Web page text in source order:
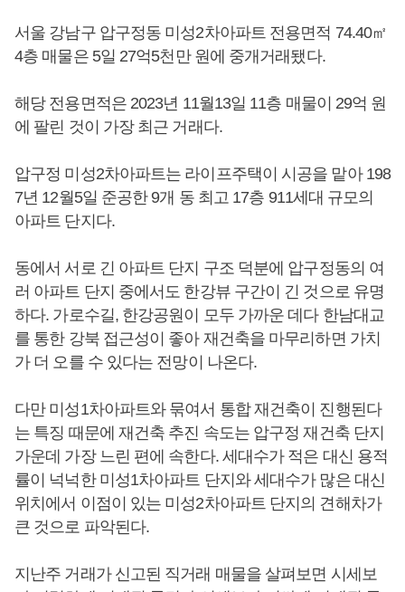
서울 강남구 압구정동 미성2차아파트 전용면적 74.40㎡
4층 매물은 5일 27억5천만 원에 중개거래됐다.
해당 전용면적은 2023년 11월13일 11층 매물이 29억 원
에 팔린 것이 가장 최근 거래다.
압구정 미성2차아파트는 라이프주택이 시공을 맡아 198
7년 12월5일 준공한 9개 동 최고 17층 911세대 규모의
아파트 단지다.
동에서 서로 긴 아파트 단지 구조 덕분에 압구정동의 여
러 아파트 단지 중에서도 한강뷰 구간이 긴 것으로 유명
하다. 가로수길, 한강공원이 모두 가까운 데다 한남대교
를 통한 강북 접근성이 좋아 재건축을 마무리하면 가치
가 더 오를 수 있다는 전망이 나온다.
다만 미성1차아파트와 묶여서 통합 재건축이 진행된다
는 특징 때문에 재건축 추진 속도는 압구정 재건축 단지
가운데 가장 느린 편에 속한다. 세대수가 적은 대신 용적
률이 넉넉한 미성1차아파트 단지와 세대수가 많은 대신
위치에서 이점이 있는 미성2차아파트 단지의 견해차가
큰 것으로 파악된다.
지난주 거래가 신고된 직거래 매물을 살펴보면 시세보